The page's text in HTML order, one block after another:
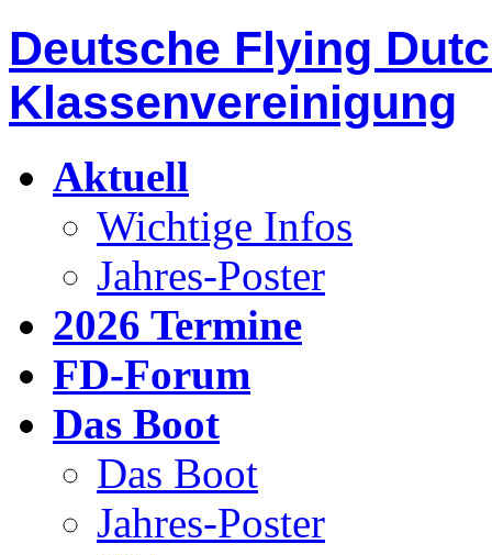
Deutsche Flying
Klassenvereinigung
Aktuell
Wichtige Infos
Jahres-Poster
2026 Termine
FD-Forum
Das Boot
Das Boot
Jahres-Poster